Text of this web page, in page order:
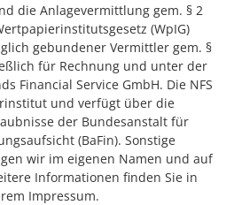
die Anlagevermittlung gem. § 2
(WpIG)
gebundener Vermittler gem. §
für Rechnung und unter der
Financial Service GmbH. Die NFS
und verfügt über die
der Bundesanstalt für
(BaFin). Sonstige
wir im eigenen Namen und auf
Informationen finden Sie in
Impressum.